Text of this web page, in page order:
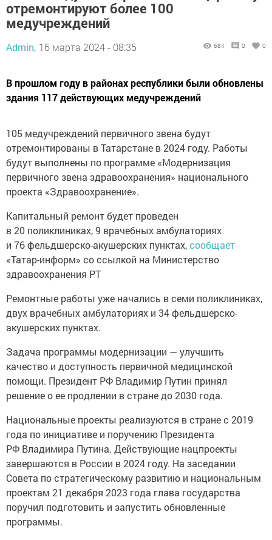
отремонтируют более 100
медучреждений
Admin, 16 марта 2024 - 08:35 684 0 0
В прошлом году в районах республики были обновлены
здания 117 действующих медучреждений
105 медучреждений первичного звена будут
отремонтированы в Татарстане в 2024 году. Работы
будут выполнены по программе «Модернизация
первичного звена здравоохранения» национального
проекта «Здравоохранение».
Капитальный ремонт будет проведен
в 20 поликлиниках, 9 врачебных амбулаториях
и 76 фельдшерско-акушерских пунктах,сообщает
«Татар-информ» со ссылкой на Министерство
здравоохранения РТ
Ремонтные работы уже начались в семи поликлиниках,
двух врачебных амбулаториях и 34 фельдшерско-
акушерских пунктах.
Задача программы модернизации — улучшить
качество и доступность первичной медицинской
помощи. Президент РФ Владимир Путин принял
решение о ее продлении в стране до 2030 года.
Национальные проекты реализуются в стране с 2019
года по инициативе и поручению Президента
РФ Владимира Путина. Действующие нацпроекты
завершаются в России в 2024 году. На заседании
Совета по стратегическому развитию и национальным
проектам 21 декабря 2023 года глава государства
поручил подготовить и запустить обновленные
программы.